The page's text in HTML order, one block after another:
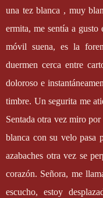
una tez blanca , muy
ermita, me sentía a
móvil suena, es la
duermen cerca entre
doloroso e
timbre. Un segurita me
Sentada otra vez miro
blanca con su velo pasa
azabaches otra vez se
corazón. Señora, me
escucho, estoy